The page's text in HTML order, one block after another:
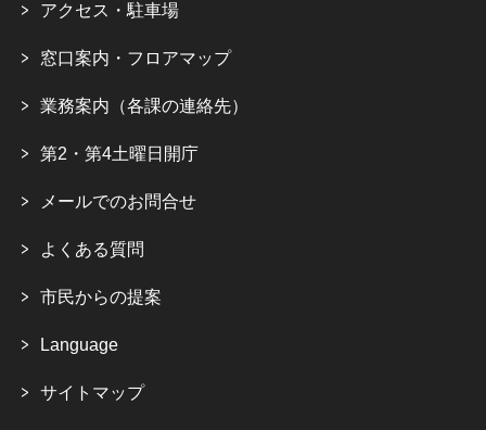
アクセス・駐車場
窓口案内・フロアマップ
業務案内（各課の連絡先）
第2・第4土曜日開庁
メールでのお問合せ
よくある質問
市民からの提案
Language
サイトマップ